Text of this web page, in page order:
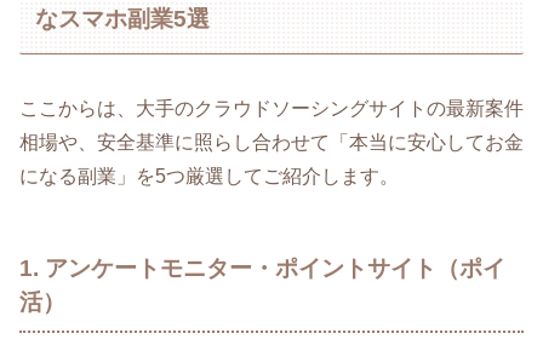
なスマホ副業5選
ここからは、大手のクラウドソーシングサイトの最新案件
相場や、安全基準に照らし合わせて「本当に安心してお金
になる副業」を5つ厳選してご紹介します。
1. アンケートモニター・ポイントサイト（ポイ
活）